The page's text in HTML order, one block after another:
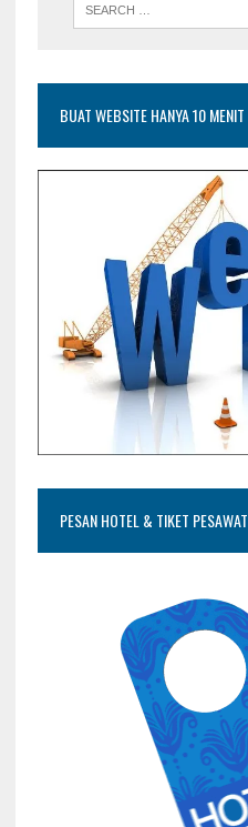
BUAT WEBSITE HANYA 10 MENIT
PESAN HOTEL & TIKET PESAWAT